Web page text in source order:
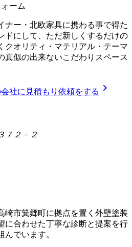
ーム
ナー・北欧家具に携わる事で得た
ドにして、ただ新しくするだけの
クオリティ・マテリアル・テーマ
真似の出来ないこだわりスペース
会社に見積もり依頼をする chevron_right
７２－２
崎市箕郷町に拠点を置く外壁塗装
に合わせた丁寧な診断と提案を行
でいます。